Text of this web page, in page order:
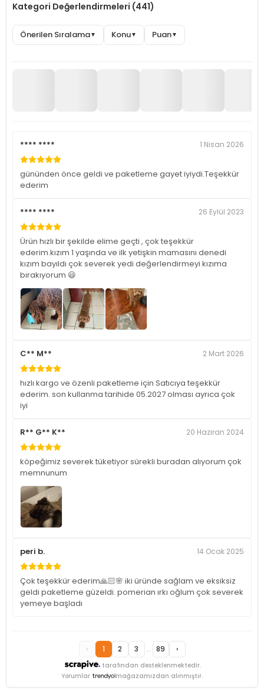
Kategori Değerlendirmeleri (441)
Önerilen Sıralama▼ Konu▼ Puan▼
**** **** 1 Nisan 2026
gününden önce geldi ve paketleme gayet iyiydi.Teşekkür
ederim
**** **** 26 Eylül 2023
Ürün hızlı bir şekilde elime geçti , çok teşekkür
ederim.kızım 1 yaşında ve ilk yetişkin mamasını denedi
kızım bayıldı çok severek yedi değerlendirmeyi kızıma
bırakıyorum 😃
C** M** 2 Mart 2026
hızlı kargo ve özenli paketleme için Satıcıya teşekkür
ederim. son kullanma tarihide 05.2027 olması ayrıca çok
iyi
R** G** K** 20 Haziran 2024
köpeğimiz severek tüketiyor sürekli buradan alıyorum çok
memnunum
peri b. 14 Ocak 2025
Çok teşekkür ederim🙏🏻🌸 iki üründe sağlam ve eksiksiz
geldi paketleme güzeldi. pomerian ırkı oğlum çok severek
yemeye başladı
tarafından desteklenmektedir.
‹ 1 2 3 ... 89 ›
Yorumlar mağazamızdan alınmıştır.